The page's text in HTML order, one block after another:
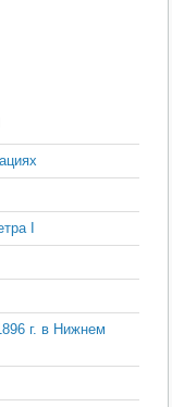
I
г. в Нижнем